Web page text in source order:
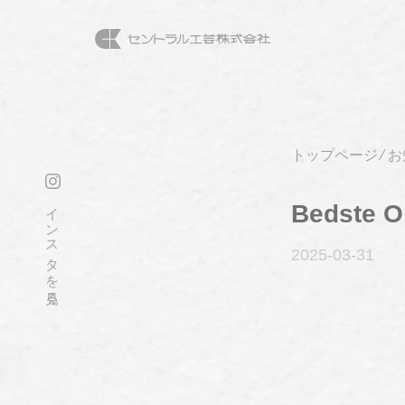
インスタを見る
トップページ⁄
Bedste
2025-03-31